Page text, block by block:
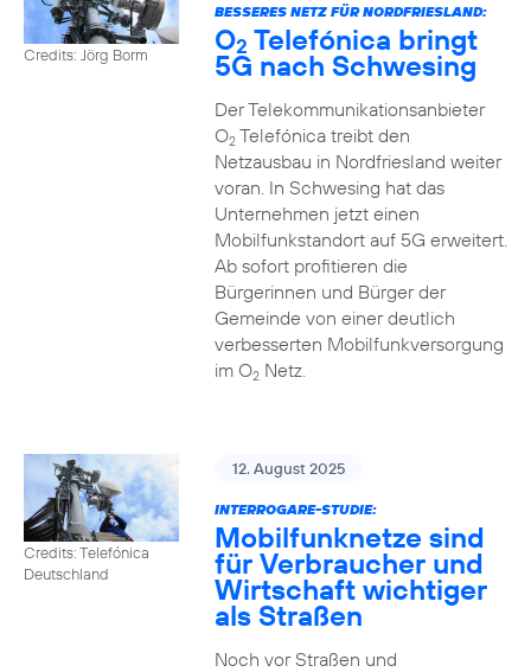
Credits: Jörg Borm
BESSERES NETZ FÜR NORDFRIESLAND:
O2 Telefónica bringt
5G nach Schwesing
Der Telekommunikationsanbieter
O2Telefónica treibt den
Netzausbau in Nordfriesland weiter
voran. In Schwesing hat das
Unternehmen jetzt einen
Mobilfunkstandort auf 5G erweitert.
Ab sofort profitieren die
Bürgerinnen und Bürger der
Gemeinde von einer deutlich
verbesserten Mobilfunkversorgung
im O2Netz.
Credits: Telefónica
Deutschland
12. August 2025
INTERROGARE-STUDIE:
Mobilfunknetze sind
für Verbraucher und
Wirtschaft wichtiger
als Straßen
Noch vor Straßen und